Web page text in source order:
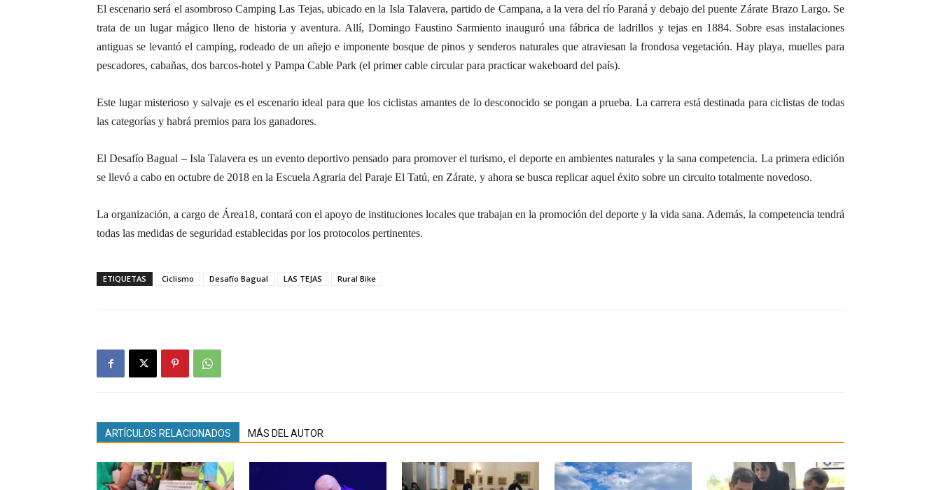
El escenario será el asombroso Camping Las Tejas, ubicado en la Isla Talavera, partido de Campana, a la vera del río Paraná y debajo del puente Zárate Brazo Largo. Se
trata de un lugar mágico lleno de historia y aventura. Allí, Domingo Faustino Sarmiento inauguró una fábrica de ladrillos y tejas en 1884. Sobre esas instalaciones
antiguas se levantó el camping, rodeado de un añejo e imponente bosque de pinos y senderos naturales que atraviesan la frondosa vegetación. Hay playa, muelles para
pescadores, cabañas, dos barcos-hotel y Pampa Cable Park (el primer cable circular para practicar wakeboard del país).
Este lugar misterioso y salvaje es el escenario ideal para que los ciclistas amantes de lo desconocido se pongan a prueba. La carrera está destinada para ciclistas de todas
las categorías y habrá premios para los ganadores.
El Desafío Bagual – Isla Talavera es un evento deportivo pensado para promover el turismo, el deporte en ambientes naturales y la sana competencia. La primera edición
se llevó a cabo en octubre de 2018 en la Escuela Agraria del Paraje El Tatú, en Zárate, y ahora se busca replicar aquel éxito sobre un circuito totalmente novedoso.
La organización, a cargo de Área18, contará con el apoyo de instituciones locales que trabajan en la promoción del deporte y la vida sana. Además, la competencia tendrá
todas las medidas de seguridad establecidas por los protocolos pertinentes.
ETIQUETAS Ciclismo Desafío Bagual LAS TEJAS Rural Bike
ARTÍCULOS RELACIONADOS MÁS DEL AUTOR